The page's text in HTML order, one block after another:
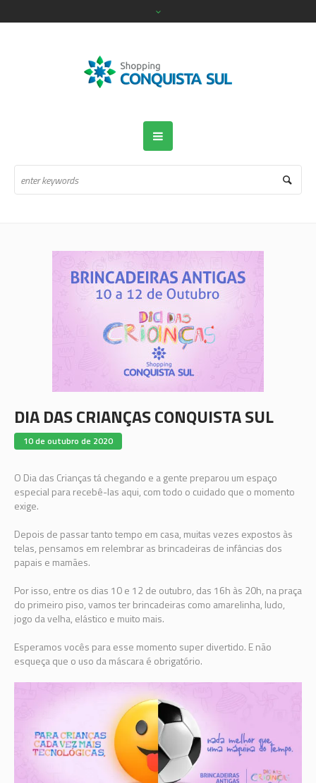
DIA DAS CRIANÇAS CONQUISTA SUL
10 de outubro de 2020
O Dia das Crianças tá chegando e a gente preparou um espaço
especial para recebê-las aqui, com todo o cuidado que o momento
exige.
Depois de passar tanto tempo em casa, muitas vezes expostos às
telas, pensamos em relembrar as brincadeiras de infâncias dos
papais e mamães.
Por isso, entre os dias 10 e 12 de outubro, das 16h às 20h, na praça
do primeiro piso, vamos ter brincadeiras como amarelinha, ludo,
jogo da velha, elástico e muito mais.
Esperamos vocês para esse momento super divertido. E não
esqueça que o uso da máscara é obrigatório.